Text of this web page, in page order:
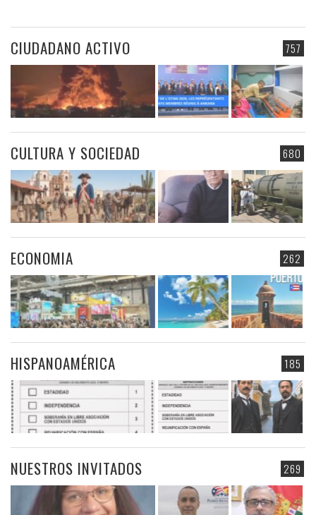
757
CIUDADANO ACTIVO
680
CULTURA Y SOCIEDAD
262
ECONOMIA
185
HISPANOAMÉRICA
269
NUESTROS INVITADOS